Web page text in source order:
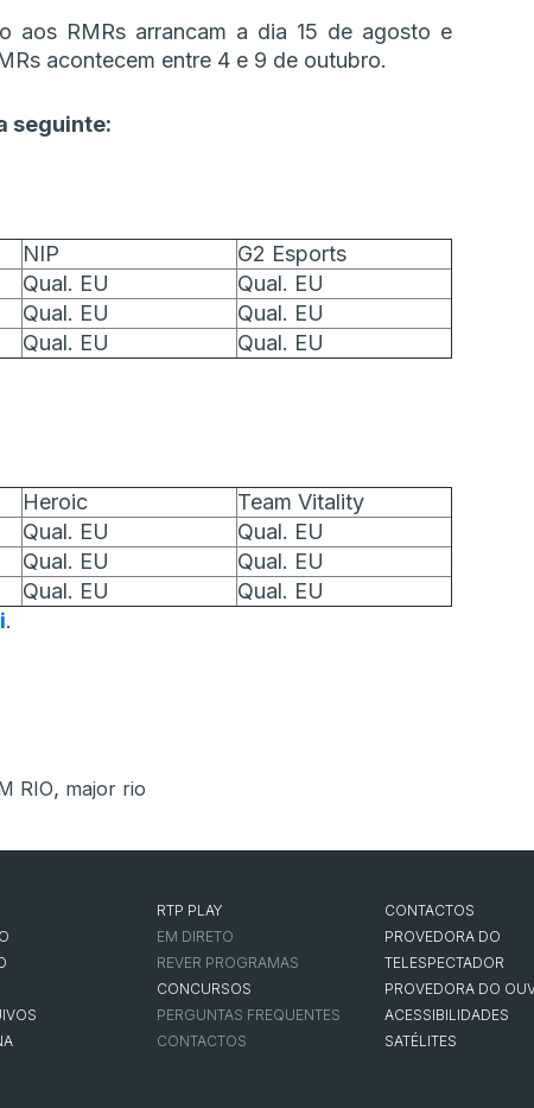
aos RMRs arrancam a dia 15 de agosto e
acontecem entre 4 e 9 de outubro.
seguinte:
NIP
G2 Esports
Qual. EU
Qual. EU
Qual. EU
Qual. EU
Qual. EU Qual. EU
Heroic
Team Vitality
Qual. EU
Qual. EU
Qual. EU
Qual. EU
Qual. EU
Qual. EU
.
RIO, major rio
RTP PLAY
EM DIRETO
REVER PROGRAMAS
CONCURSOS
PERGUNTAS FREQUENTES
CONTACTOS
CONTACTOS
PROVEDORA DO
TELESPECTADOR
PROVEDORA DO
ACESSIBILIDADES
SATÉLITES